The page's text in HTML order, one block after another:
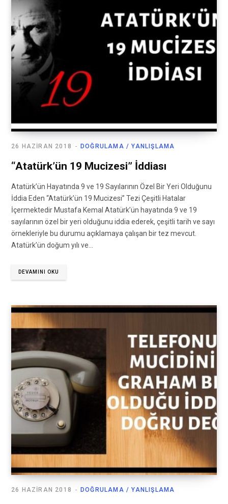
DOĞRULAMA / YANLIŞLAMA
26 HAZIRAN 2018
“Atatürk’ün 19 Mucizesi” İddiası
Atatürk’ün Hayatında 9 ve 19 Sayılarının Özel Bir Yeri Olduğunu
İddia Eden “Atatürk’ün 19 Mucizesi” Tezi Çeşitli Hatalar
İçermektedir Mustafa Kemal Atatürk’ün hayatında 9 ve 19
sayılarının özel bir yeri olduğunu iddia ederek, çeşitli tarih ve sayı
örnekleriyle bu durumu açıklamaya çalışan bir tez mevcut.
Atatürk’ün doğum yılı ve…
DEVAMINI OKU
DOĞRULAMA / YANLIŞLAMA
26 HAZIRAN 2018